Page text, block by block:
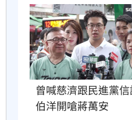
曾喊慈濟跟民進黨
伯洋開嗆蔣萬安